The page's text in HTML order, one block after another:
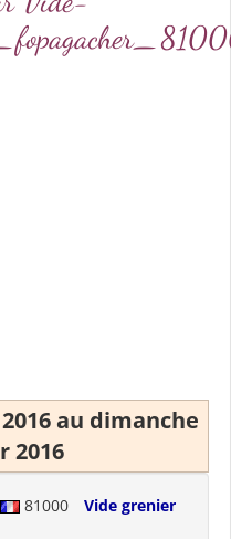
au dimanche
2016
81000
Vide grenier